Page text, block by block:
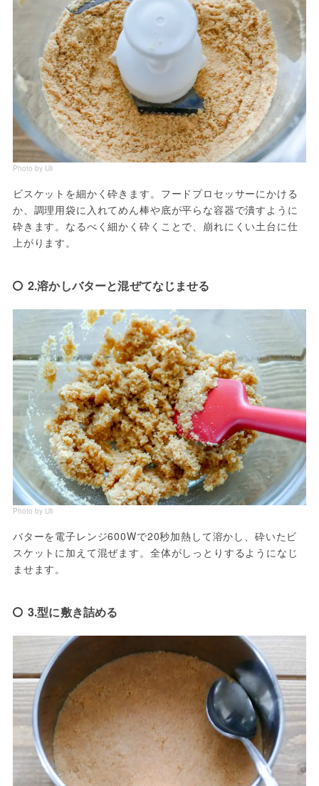
Photo by Uli
ビスケットを細かく砕きます。フードプロセッサーにかける
か、調理用袋に入れてめん棒や底が平らな容器で潰すように
砕きます。なるべく細かく砕くことで、崩れにくい土台に仕
上がります。
2.溶かしバターと混ぜてなじませる
Photo by Uli
バターを電子レンジ600Wで20秒加熱して溶かし、砕いたビ
スケットに加えて混ぜます。全体がしっとりするようになじ
ませます。
3.型に敷き詰める